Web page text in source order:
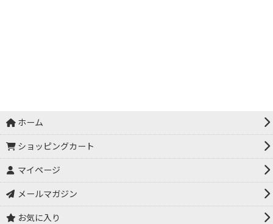
ホーム
ショッピングカート
マイページ
メールマガジン
お気に入り